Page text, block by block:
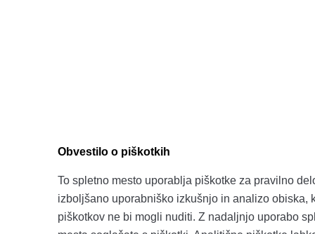
Obvestilo o piškotkih
To spletno mesto uporablja piškotke za pravilno
izboljšano uporabniško izkušnjo in analizo obiska,
piškotkov ne bi mogli nuditi. Z nadaljnjo uporabo